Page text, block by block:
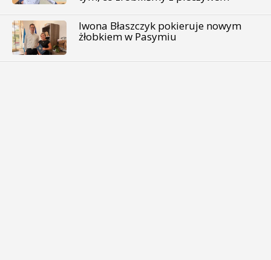
Iwona Błaszczyk pokieruje nowym
żłobkiem w Pasymiu